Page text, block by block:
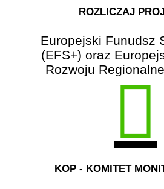
ROZLICZAJ
Europejski Funudsz
(EFS+) oraz
Rozwoju
KOP - KOMITET